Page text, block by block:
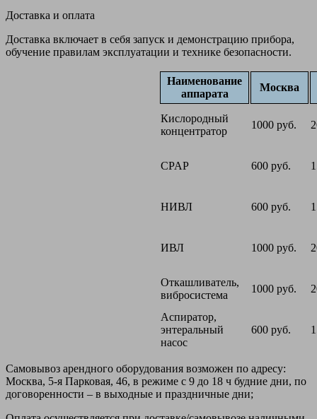
Доставка и оплата
Доставка включает в себя запуск и демонстрацию прибора,
обучение правилам эксплуатации и технике безопасности.
Наименование
аппарата
Москва
Кислородный
концентратор
1000 руб.
CPAP 600 руб.
НИВЛ 600 руб.
ИВЛ 1000 руб.
Откашливатель,
вибросистема
1000 руб.
Аспиратор,
энтеральный
насос
600 руб.
Самовывоз арендного оборудования возможен по адресу:
Москва, 5-я Парковая, 46, в режиме с 9 до 18 ч будние дни, по
договоренности – в выходные и праздничные дни;